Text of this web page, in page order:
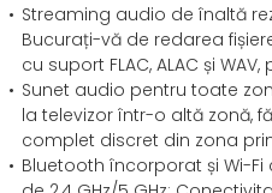
Streaming audio de înaltă
Bucurați-vă de redarea
cu suport FLAC, ALAC și
Sunet audio pentru toate
la televizor într-o altă zonă,
complet discret din zona
Bluetooth încorporat și Wi-